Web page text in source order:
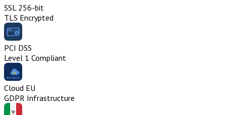
SSL 256-bit
TLS Encrypted
PCI DSS
Level 1 Compliant
Cloud EU
GDPR Infrastructure